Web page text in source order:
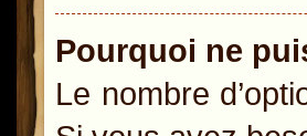
Pourquoi ne
Le nombre